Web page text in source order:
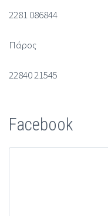
2281 086844
Πάρος
22840 21545
Facebook